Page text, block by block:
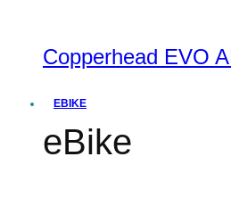
Copperhead EVO
EBIKE
eBike